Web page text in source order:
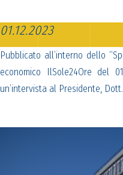
01.12.2023
Pubblicato all’interno dello
economico IlSole24Ore del
un’intervista al Presidente,